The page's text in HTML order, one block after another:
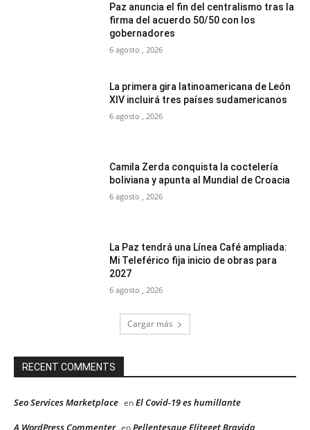
Paz anuncia el fin del centralismo tras la
firma del acuerdo 50/50 con los
gobernadores
6 agosto , 2026
La primera gira latinoamericana de León
XIV incluirá tres países sudamericanos
6 agosto , 2026
Camila Zerda conquista la coctelería
boliviana y apunta al Mundial de Croacia
6 agosto , 2026
La Paz tendrá una Línea Café ampliada:
Mi Teleférico fija inicio de obras para
2027
6 agosto , 2026
Cargar más
RECENT COMMENTS
Seo Services Marketplace enEl Covid-19 es humillante